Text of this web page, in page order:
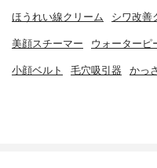
ほうれい線クリーム シワ改善
美顔スチーマー ウォーターピ
小顔ベルト 毛穴吸引器 かっ